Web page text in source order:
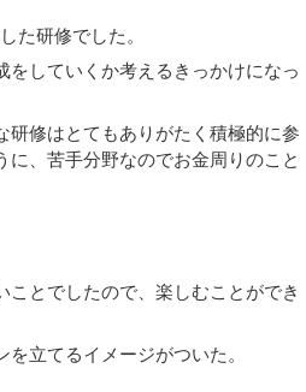
た研修でした。
していくか考えるきっかけになっ
修はとてもありがたく積極的に参
、苦手分野なのでお金周りのこと
とでしたので、楽しむことができ
立てるイメージがついた。